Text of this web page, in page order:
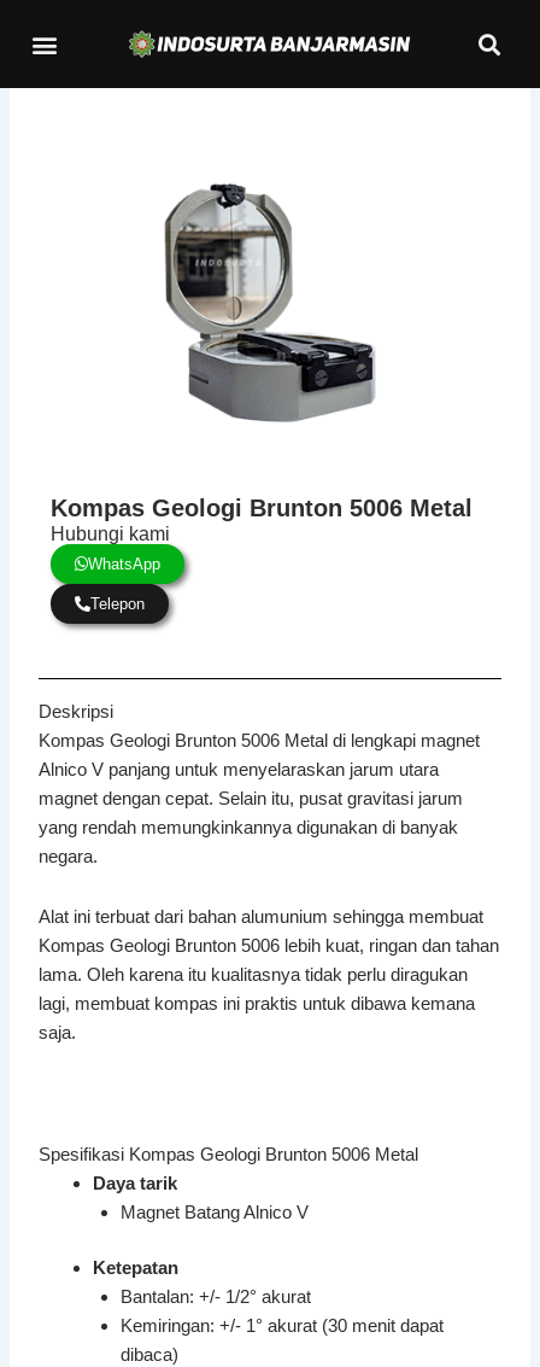
Menu
Kompas Geologi Brunton 5006 Metal
Hubungi kami
WhatsApp
Telepon
Deskripsi
Kompas Geologi Brunton 5006 Metal di lengkapi magnet
Alnico V panjang untuk menyelaraskan jarum utara
magnet dengan cepat. Selain itu, pusat gravitasi jarum
yang rendah memungkinkannya digunakan di banyak
negara.
Alat ini terbuat dari bahan alumunium sehingga membuat
Kompas Geologi Brunton 5006 lebih kuat, ringan dan tahan
lama. Oleh karena itu kualitasnya tidak perlu diragukan
lagi, membuat kompas ini praktis untuk dibawa kemana
saja.
Spesifikasi Kompas Geologi Brunton 5006 Metal
Daya tarik
Magnet Batang Alnico V
Ketepatan
Bantalan: +/- 1/2° akurat
Kemiringan: +/- 1° akurat (30 menit dapat
dibaca)